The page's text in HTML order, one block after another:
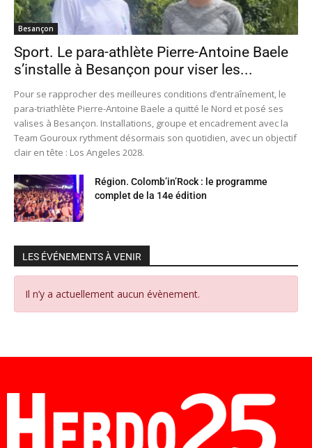
Besançon
Sport. Le para-athlète Pierre-Antoine Baele
s’installe à Besançon pour viser les...
Pour se rapprocher des meilleures conditions d’entraînement, le
para-triathlète Pierre-Antoine Baele a quitté le Nord et posé ses
valises à Besançon. Installations, groupe et encadrement avec la
Team Gouroux rythment désormais son quotidien, avec un objectif
clair en tête : Los Angeles 2028.
Région. Colomb’in’Rock : le programme
complet de la 14e édition
LES ÉVÉNEMENTS À VENIR
Il n’y a actuellement aucun évènement.